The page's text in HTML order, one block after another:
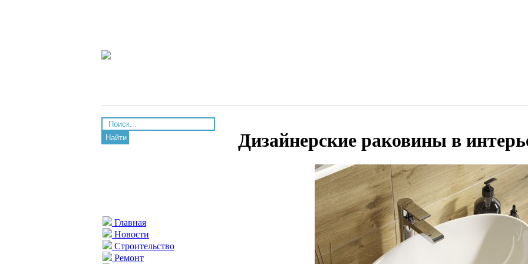
Найти
Главная
Новости
Строительство
Ремонт
Дизайнерские раковины в